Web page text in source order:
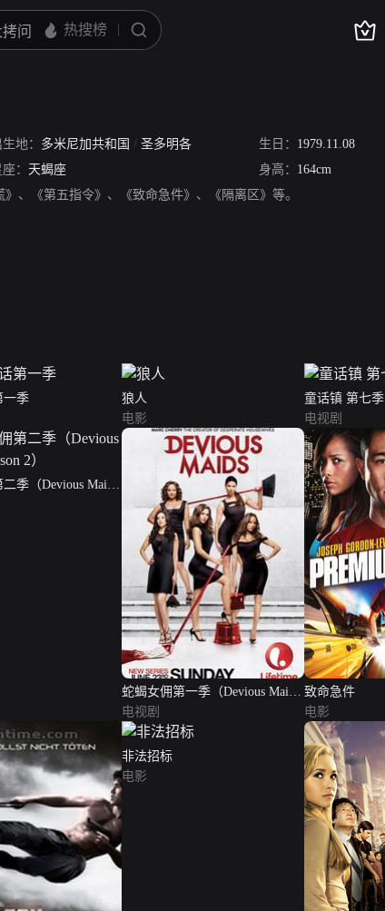
地： 多米尼加共和国 / 圣多明各 生日： 1979.11.08
： 天蝎座 身高： 164cm
、《第五指令》、《致命急件》、《隔离区》等。
一季
狼人
电影
童话镇 第七季
电视剧
季（Devious Maids
蛇蝎女佣第一季（Devious Maids
Season 1）
电视剧
致命急件
电影
非法招标
电影